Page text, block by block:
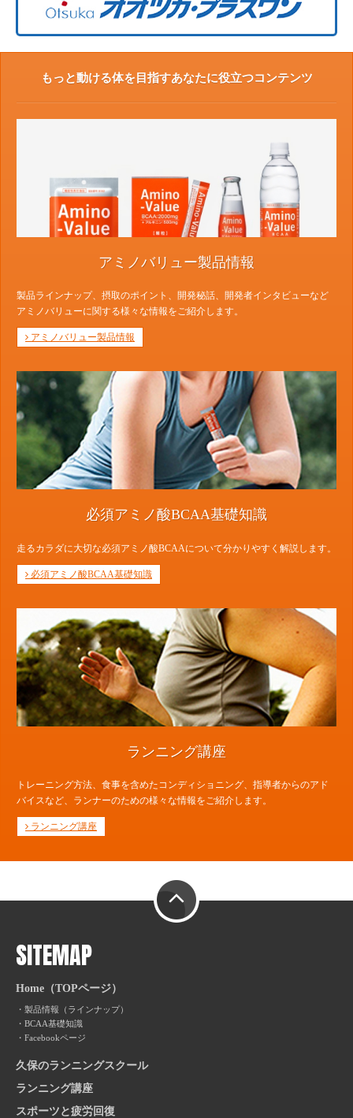
もっと動ける体を目指すあなたに役立つコンテンツ
アミノバリュー製品情報
製品ラインナップ、摂取のポイント、開発秘話、開発者インタビューなど
アミノバリューに関する様々な情報をご紹介します。
アミノバリュー製品情報
必須アミノ酸BCAA基礎知識
走るカラダに大切な必須アミノ酸BCAAについて分かりやすく解説します。
必須アミノ酸BCAA基礎知識
ランニング講座
トレーニング方法、食事を含めたコンディショニング、指導者からのアド
バイスなど、ランナーのための様々な情報をご紹介します。
ランニング講座
SITEMAP
Home（TOPページ）
製品情報（ラインナップ）
BCAA基礎知識
Facebookページ
久保のランニングスクール
ランニング講座
スポーツと疲労回復